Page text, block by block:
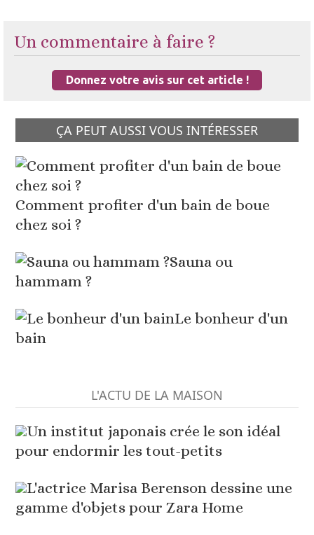
Un commentaire à faire ?
Donnez votre avis sur cet article !
ÇA PEUT AUSSI VOUS INTÉRESSER
Comment profiter d'un bain de boue
chez soi ?
Sauna ou
hammam ?
Le bonheur d'un
bain
L'ACTU DE LA MAISON
Un institut japonais crée le son idéal
pour endormir les tout-petits
L'actrice Marisa Berenson dessine une
gamme d'objets pour Zara Home